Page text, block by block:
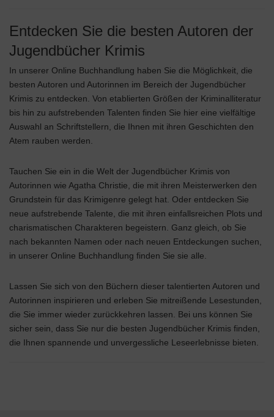
Entdecken Sie die besten Autoren der
Jugendbücher Krimis
In unserer Online Buchhandlung haben Sie die Möglichkeit, die
besten Autoren und Autorinnen im Bereich der Jugendbücher
Krimis zu entdecken. Von etablierten Größen der Kriminalliteratur
bis hin zu aufstrebenden Talenten finden Sie hier eine vielfältige
Auswahl an Schriftstellern, die Ihnen mit ihren Geschichten den
Atem rauben werden.
Tauchen Sie ein in die Welt der Jugendbücher Krimis von
Autorinnen wie Agatha Christie, die mit ihren Meisterwerken den
Grundstein für das Krimigenre gelegt hat. Oder entdecken Sie
neue aufstrebende Talente, die mit ihren einfallsreichen Plots und
charismatischen Charakteren begeistern. Ganz gleich, ob Sie
nach bekannten Namen oder nach neuen Entdeckungen suchen,
in unserer Online Buchhandlung finden Sie sie alle.
Lassen Sie sich von den Büchern dieser talentierten Autoren und
Autorinnen inspirieren und erleben Sie mitreißende Lesestunden,
die Sie immer wieder zurückkehren lassen. Bei uns können Sie
sicher sein, dass Sie nur die besten Jugendbücher Krimis finden,
die Ihnen spannende und unvergessliche Leseerlebnisse bieten.